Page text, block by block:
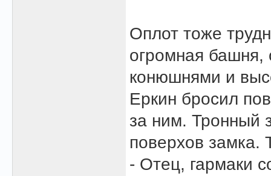
Оплот тоже
огромная
конюшнями и
Еркин бросил
за ним. Тронный
поверхов
- Отец, гармаки